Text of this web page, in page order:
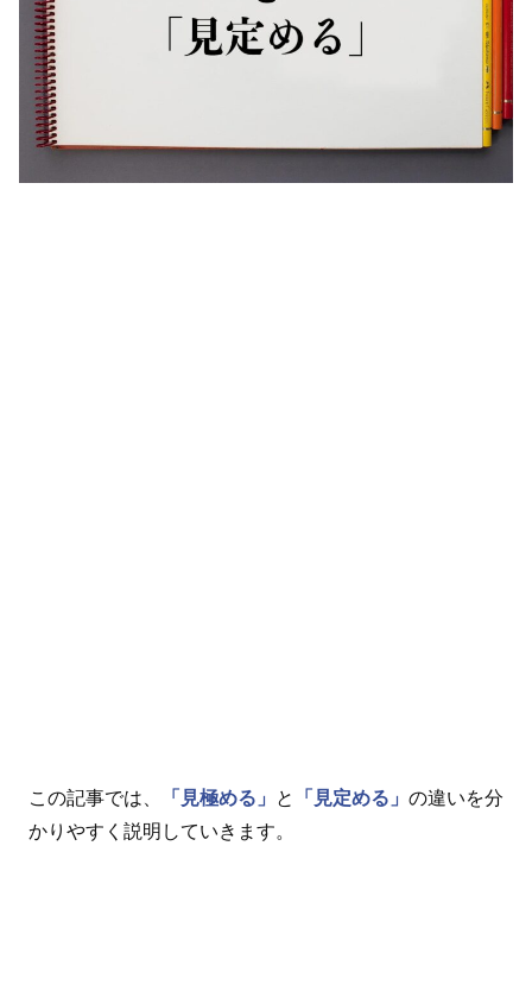
この記事では、 「見極める」 と 「見定める」 の違いを分
かりやすく説明していきます。